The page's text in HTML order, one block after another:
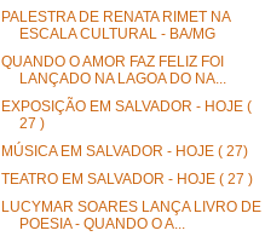
PALESTRA DE RENATA RIMET NA
ESCALA CULTURAL - BA/MG
QUANDO O AMOR FAZ FELIZ FOI
LANÇADO NA LAGOA DO NA...
EXPOSIÇÃO EM SALVADOR - HOJE (
27 )
MÚSICA EM SALVADOR - HOJE ( 27)
TEATRO EM SALVADOR - HOJE ( 27 )
LUCYMAR SOARES LANÇA LIVRO DE
POESIA - QUANDO O A...